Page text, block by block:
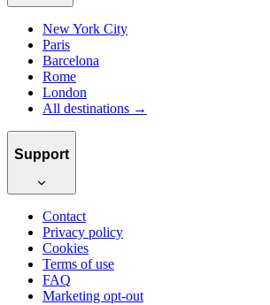
New York City
Paris
Barcelona
Rome
London
All destinations →
Support
Contact
Privacy policy
Cookies
Terms of use
FAQ
Marketing opt-out